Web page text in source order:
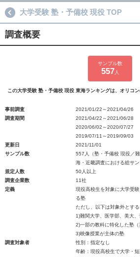
大学受験 塾・予備校 現役 TOP
調査概要
サンプル数
557 人
この大学受験 塾・予備校 現役 東海ランキングは、オリコ
事前調査
2021/01/22～2021/04/26
調査期間
2021/04/22～2021/06/28
2020/06/02～2020/07/27
2019/07/11～2019/09/03
更新日
2021/11/01
サンプル数
557人（塾・予備校 現役／
海・近畿調査における総サ
規定人数
50人以上
調査企業数
11社
定義
現役高校生を対象に大学受
る塾
ただし、以下は対象外とする
1)難関大学、医学部、美大
2)一部の教科に特化した塾（
3)映像授業が主体の塾
調査対象者
性別：指定なし
年齢：現役高校生で大学・